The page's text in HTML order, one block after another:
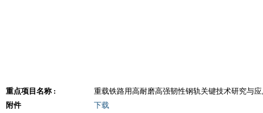
重点项目名称 :
重载铁路用高耐磨高强韧性钢轨关键技术研究与
附件
下载